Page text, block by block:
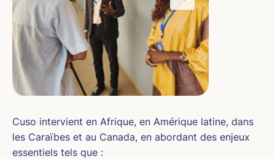
Cuso intervient en Afrique, en Amérique latine, dans
les Caraïbes et au Canada, en abordant des enjeux
essentiels tels que :